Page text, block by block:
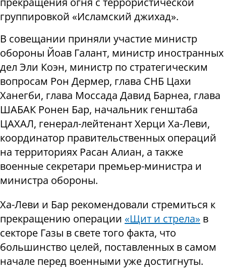
группировкой «Исламский джихад».
В совещании приняли участие министр
обороны Йоав Галант, министр иностранных
дел Эли Коэн, министр по стратегическим
вопросам Рон Дермер, глава СНБ Цахи
Ханегби, глава Моссада Давид Барнеа, глава
ШАБАК Ронен Бар, начальник генштаба
ЦАХАЛ, генерал-лейтенант Херци Ха-Леви,
координатор правительственных операций
на территориях Расан Алиан, а также
военные секретари премьер-министра и
министра обороны.
Ха-Леви и Бар рекомендовали стремиться к
прекращению операции «Щит и стрела» в
секторе Газы в свете того факта, что
большинство целей, поставленных в самом
начале перед военными уже достигнуты.